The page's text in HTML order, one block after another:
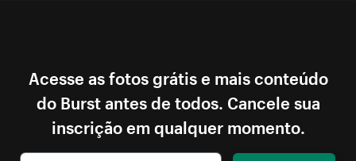
Acesse as fotos grátis e mais conteúdo
do Burst antes de todos. Cancele sua
inscrição em qualquer momento.